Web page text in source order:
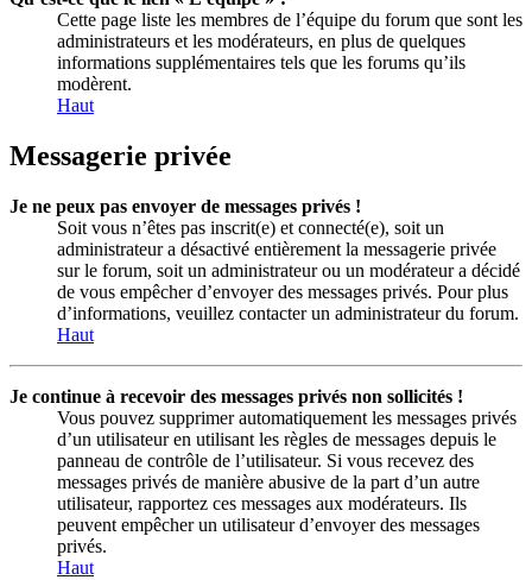
Cette page liste les membres de l’équipe du forum que sont les
administrateurs et les modérateurs, en plus de quelques
informations supplémentaires tels que les forums qu’ils
modèrent.
Haut
Messagerie privée
Je ne peux pas envoyer de messages privés !
Soit vous n’êtes pas inscrit(e) et connecté(e), soit un
administrateur a désactivé entièrement la messagerie privée
sur le forum, soit un administrateur ou un modérateur a décidé
de vous empêcher d’envoyer des messages privés. Pour plus
d’informations, veuillez contacter un administrateur du forum.
Haut
Je continue à recevoir des messages privés non sollicités !
Vous pouvez supprimer automatiquement les messages privés
d’un utilisateur en utilisant les règles de messages depuis le
panneau de contrôle de l’utilisateur. Si vous recevez des
messages privés de manière abusive de la part d’un autre
utilisateur, rapportez ces messages aux modérateurs. Ils
peuvent empêcher un utilisateur d’envoyer des messages
privés.
Haut